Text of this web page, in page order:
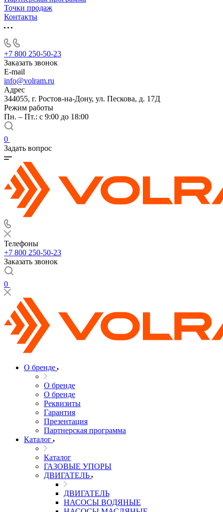
Точки продаж
Контакты
+7 800 250-50-23
Заказать звонок
E-mail
info@volram.ru
Адрес
344055, г. Ростов-на-Дону, ул. Пескова, д. 17Д
Режим работы
Пн. – Пт.: с 9:00 до 18:00
0
Задать вопрос
Телефоны
+7 800 250-50-23
Заказать звонок
0
О бренде
О бренде
О бренде
Реквизиты
Гарантия
Презентация
Партнерская программа
Каталог
Каталог
ГАЗОВЫЕ УПОРЫ
ДВИГАТЕЛЬ
ДВИГАТЕЛЬ
НАСОСЫ ВОДЯНЫЕ